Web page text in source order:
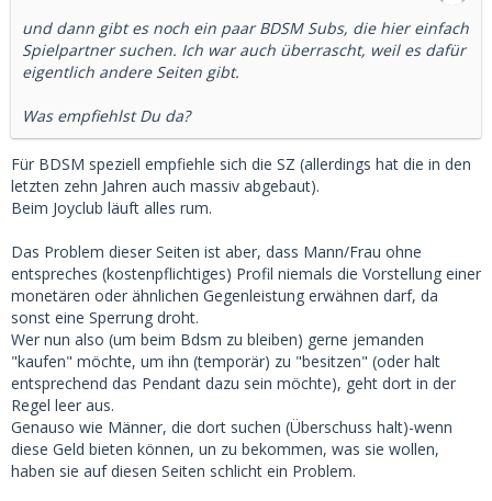
und dann gibt es noch ein paar BDSM Subs, die hier einfach
Spielpartner suchen. Ich war auch überrascht, weil es dafür
eigentlich andere Seiten gibt.
Was empfiehlst Du da?
Für BDSM speziell empfiehle sich die SZ (allerdings hat die in den
letzten zehn Jahren auch massiv abgebaut).
Beim Joyclub läuft alles rum.
Das Problem dieser Seiten ist aber, dass Mann/Frau ohne
entspreches (kostenpflichtiges) Profil niemals die Vorstellung einer
monetären oder ähnlichen Gegenleistung erwähnen darf, da
sonst eine Sperrung droht.
Wer nun also (um beim Bdsm zu bleiben) gerne jemanden
"kaufen" möchte, um ihn (temporär) zu "besitzen" (oder halt
entsprechend das Pendant dazu sein möchte), geht dort in der
Regel leer aus.
Genauso wie Männer, die dort suchen (Überschuss halt)-wenn
diese Geld bieten können, un zu bekommen, was sie wollen,
haben sie auf diesen Seiten schlicht ein Problem.